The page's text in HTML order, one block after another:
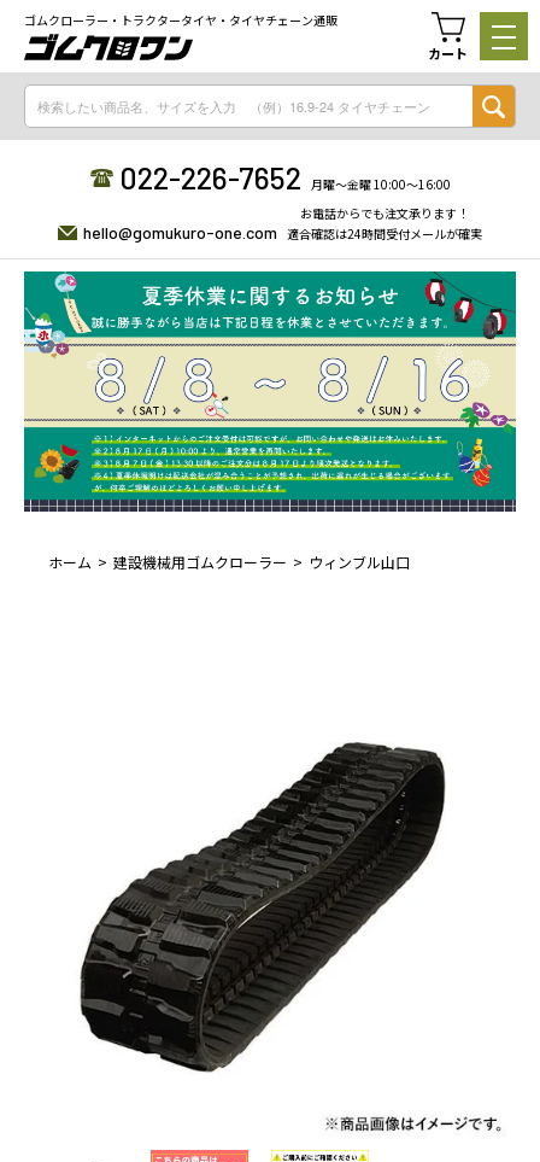
ゴムクローラー・トラクタータイヤ・タイヤチェーン通販
カート
022-226-7652 月曜〜金曜 10:00〜16:00
hello@gomukuro-one.com
お電話からでも注文承ります！
適合確認は24時間受付メールが確実
ホーム 建設機械用ゴムクローラー ウィンブル山口